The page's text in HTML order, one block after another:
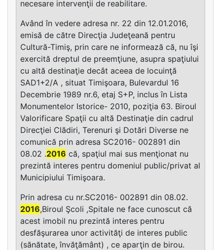
necesare intervenţii de reabilitare.
Având în vedere adresa nr. 22 din 12.01.2016,
emisă de către Direcţia Judeţeană pentru
Cultură-Timiş, prin care ne informează că, nu îşi
exercită dreptul de preemţiune, asupra spaţiului
cu altă destinaţie decât aceea de locuinţă
SAD1+2/A , situat Timişoara, Bulevardul 16
Decembrie 1989 nr.6, etaj S+P, inclus în Lista
Monumentelor Istorice- 2010, poziţia 63. Biroul
Valorificare Spaţii cu altă Destinaţie din cadrul
Direcţiei Clădiri, Terenuri şi Dotări Diverse ne
comunică prin adresa SC2016- 002891 din
08.02 .2016 că, spaţiul mai sus menţionat nu
prezintă interes pentru domeniul public/privat al
Municipiului Timişoara.
Prin adresa cu nr.SC2016- 002891 din 08.02.
2016,Biroul Şcoli ,Spitale ne face cunoscut că
acest imobil nu prezintă interes pentru
desfăşurarea unor activităţi de interes public
(sănătate, învăţământ) , ce aparţin de birou.